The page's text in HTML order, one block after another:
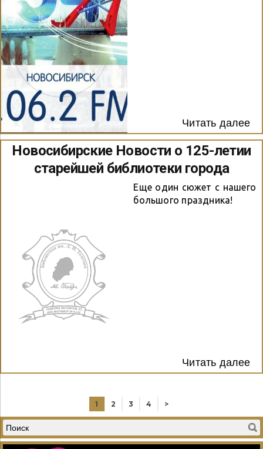
Читать далее
Новосибирские Новости о 125-летии
старейшей библиотеки города
Еще один сюжет с нашего
большого праздника!
Читать далее
1 2 3 4 >